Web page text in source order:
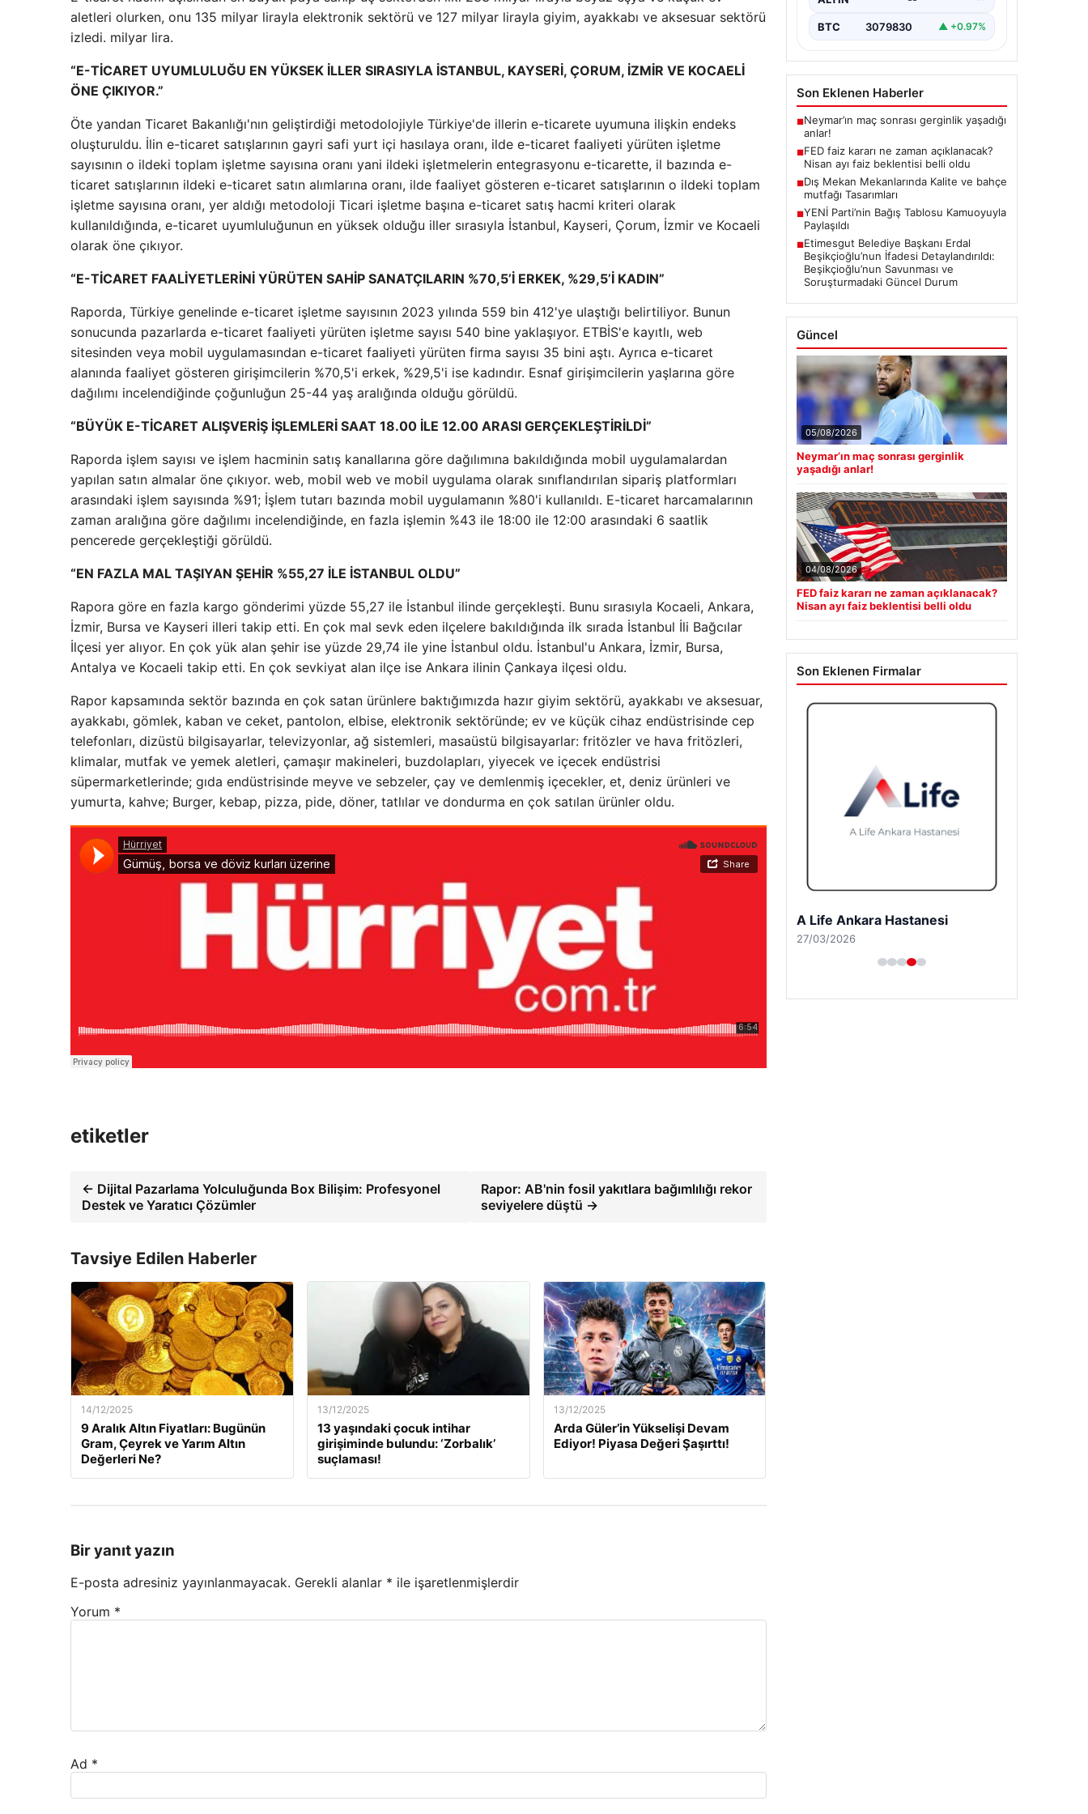
aletleri olurken, onu 135 milyar lirayla elektronik sektörü ve 127 milyar lirayla giyim, ayakkabı ve aksesuar sektörü
izledi. milyar lira.
“E-TİCARET UYUMLULUĞU EN YÜKSEK İLLER SIRASIYLA İSTANBUL, KAYSERİ, ÇORUM, İZMİR VE KOCAELİ
ÖNE ÇIKIYOR.”
Öte yandan Ticaret Bakanlığı'nın geliştirdiği metodolojiyle Türkiye'de illerin e-ticarete uyumuna ilişkin endeks
oluşturuldu. İlin e-ticaret satışlarının gayri safi yurt içi hasılaya oranı, ilde e-ticaret faaliyeti yürüten işletme
sayısının o ildeki toplam işletme sayısına oranı yani ildeki işletmelerin entegrasyonu e-ticarette, il bazında e-
ticaret satışlarının ildeki e-ticaret satın alımlarına oranı, ilde faaliyet gösteren e-ticaret satışlarının o ildeki toplam
işletme sayısına oranı, yer aldığı metodoloji Ticari işletme başına e-ticaret satış hacmi kriteri olarak
kullanıldığında, e-ticaret uyumluluğunun en yüksek olduğu iller sırasıyla İstanbul, Kayseri, Çorum, İzmir ve Kocaeli
olarak öne çıkıyor.
“E-TİCARET FAALİYETLERİNİ YÜRÜTEN SAHİP SANATÇILARIN %70,5’İ ERKEK, %29,5’İ KADIN”
Raporda, Türkiye genelinde e-ticaret işletme sayısının 2023 yılında 559 bin 412'ye ulaştığı belirtiliyor. Bunun
sonucunda pazarlarda e-ticaret faaliyeti yürüten işletme sayısı 540 bine yaklaşıyor. ETBİS'e kayıtlı, web
sitesinden veya mobil uygulamasından e-ticaret faaliyeti yürüten firma sayısı 35 bini aştı. Ayrıca e-ticaret
alanında faaliyet gösteren girişimcilerin %70,5'i erkek, %29,5'i ise kadındır. Esnaf girişimcilerin yaşlarına göre
dağılımı incelendiğinde çoğunluğun 25-44 yaş aralığında olduğu görüldü.
“BÜYÜK E-TİCARET ALIŞVERİŞ İŞLEMLERİ SAAT 18.00 İLE 12.00 ARASI GERÇEKLEŞTİRİLDİ”
Raporda işlem sayısı ve işlem hacminin satış kanallarına göre dağılımına bakıldığında mobil uygulamalardan
yapılan satın almalar öne çıkıyor. web, mobil web ve mobil uygulama olarak sınıflandırılan sipariş platformları
arasındaki işlem sayısında %91; İşlem tutarı bazında mobil uygulamanın %80'i kullanıldı. E-ticaret harcamalarının
zaman aralığına göre dağılımı incelendiğinde, en fazla işlemin %43 ile 18:00 ile 12:00 arasındaki 6 saatlik
pencerede gerçekleştiği görüldü.
“EN FAZLA MAL TAŞIYAN ŞEHİR %55,27 İLE İSTANBUL OLDU”
Rapora göre en fazla kargo gönderimi yüzde 55,27 ile İstanbul ilinde gerçekleşti. Bunu sırasıyla Kocaeli, Ankara,
İzmir, Bursa ve Kayseri illeri takip etti. En çok mal sevk eden ilçelere bakıldığında ilk sırada İstanbul İli Bağcılar
İlçesi yer alıyor. En çok yük alan şehir ise yüzde 29,74 ile yine İstanbul oldu. İstanbul'u Ankara, İzmir, Bursa,
Antalya ve Kocaeli takip etti. En çok sevkiyat alan ilçe ise Ankara ilinin Çankaya ilçesi oldu.
Rapor kapsamında sektör bazında en çok satan ürünlere baktığımızda hazır giyim sektörü, ayakkabı ve aksesuar,
ayakkabı, gömlek, kaban ve ceket, pantolon, elbise, elektronik sektöründe; ev ve küçük cihaz endüstrisinde cep
telefonları, dizüstü bilgisayarlar, televizyonlar, ağ sistemleri, masaüstü bilgisayarlar: fritözler ve hava fritözleri,
klimalar, mutfak ve yemek aletleri, çamaşır makineleri, buzdolapları, yiyecek ve içecek endüstrisi
süpermarketlerinde; gıda endüstrisinde meyve ve sebzeler, çay ve demlenmiş içecekler, et, deniz ürünleri ve
yumurta, kahve; Burger, kebap, pizza, pide, döner, tatlılar ve dondurma en çok satılan ürünler oldu.
etiketler
← Dijital Pazarlama Yolculuğunda Box Bilişim: Profesyonel
Destek ve Yaratıcı Çözümler
Rapor: AB'nin fosil yakıtlara bağımlılığı rekor
seviyelere düştü →
Tavsiye Edilen Haberler
14/12/2025
9 Aralık Altın Fiyatları: Bugünün
Gram, Çeyrek ve Yarım Altın
Değerleri Ne?
13/12/2025
13 yaşındaki çocuk intihar
girişiminde bulundu: ‘Zorbalık’
suçlaması!
13/12/2025
Arda Güler’in Yükselişi Devam
Ediyor! Piyasa Değeri Şaşırttı!
Bir yanıt yazın
E-posta adresiniz yayınlanmayacak. Gerekli alanlar * ile işaretlenmişlerdir
Yorum *
Ad *
BTC 3079830
■Neymar’ın maç sonrası gerginlik yaşadığı
anlar!
FED faiz kararı ne zaman açıklanacak?
Nisan ayı faiz beklentisi belli oldu
Dış Mekan Mekanlarında Kalite ve bahçe
mutfağı Tasarımları
YENİ Parti’nin Bağış Tablosu Kamuoyuyla
Paylaşıldı
Etimesgut Belediye Başkanı Erdal
Beşikçioğlu’nun İfadesi Detaylandırıldı:
Beşikçioğlu’nun Savunması ve
Soruşturmadaki Güncel Durum
05/08/2026
Neymar’ın maç sonrası gerginlik
yaşadığı anlar!
04/08/2026
FED faiz kararı ne zaman açıklanacak?
Nisan ayı faiz beklentisi belli oldu
27/03/2026